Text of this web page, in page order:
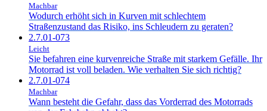
Machbar
Wodurch erhöht sich in Kurven mit schlechtem
Straßenzustand das Risiko, ins Schleudern zu geraten?
2.7.01-073
Leicht
Sie befahren eine kurvenreiche Straße mit starkem Gefälle. Ihr
Motorrad ist voll beladen. Wie verhalten Sie sich richtig?
2.7.01-074
Machbar
Wann besteht die Gefahr, dass das Vorderrad des Motorrads